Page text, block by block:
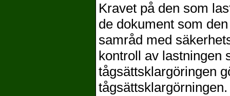
Kravet på den som
de dokument som
samråd med
kontroll av lastningen
tågsättsklargöringen
tågsättsklargörningen.